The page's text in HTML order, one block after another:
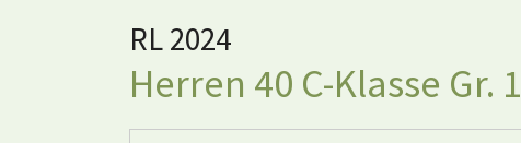
RL 2024
Herren 40 C-Klasse Gr.